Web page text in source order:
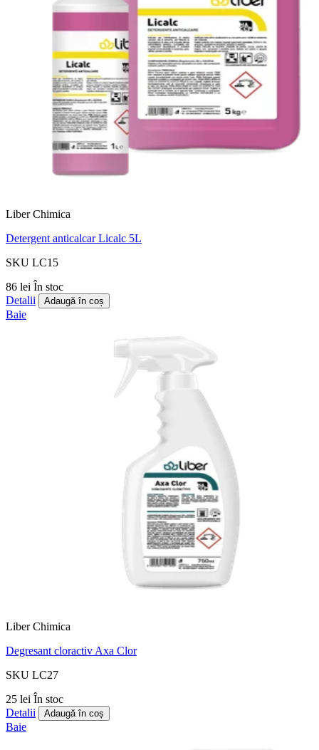
Liber Chimica
Detergent anticalcar Licalc 5L
SKU LC15
86 lei În stoc
Detalii
Adaugă în coș
Baie
Liber Chimica
Degresant cloractiv Axa Clor
SKU LC27
25 lei În stoc
Detalii
Adaugă în coș
Baie